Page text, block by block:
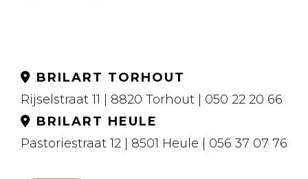
BRILART TORHOUT
Rijselstraat 11 | 8820 Torhout | 050 22 20 66
BRILART HEULE
Pastoriestraat 12 | 8501 Heule | 056 37 07 76